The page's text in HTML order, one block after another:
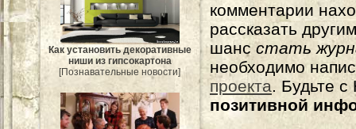
Как установить декоративные
ниши из гипсокартона
[Познавательные новости]
комментарии
рассказать
шанс стать
необходимо
проекта. Будьте
позитивной